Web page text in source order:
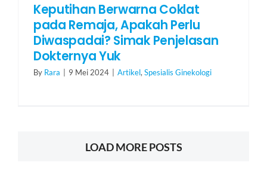
Keputihan Berwarna Coklat
pada Remaja, Apakah Perlu
Diwaspadai? Simak Penjelasan
Dokternya Yuk
By Rara 9 Mei 2024 Artikel, Spesialis Ginekologi
LOAD MORE POSTS